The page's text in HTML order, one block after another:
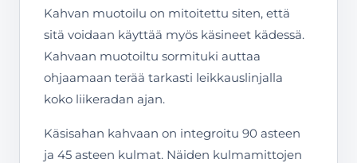
Kahvan muotoilu on mitoitettu siten, että
sitä voidaan käyttää myös käsineet kädessä.
Kahvaan muotoiltu sormituki auttaa
ohjaamaan terää tarkasti leikkauslinjalla
koko liikeradan ajan.
Käsisahan kahvaan on integroitu 90 asteen
ja 45 asteen kulmat. Näiden kulmamittojen